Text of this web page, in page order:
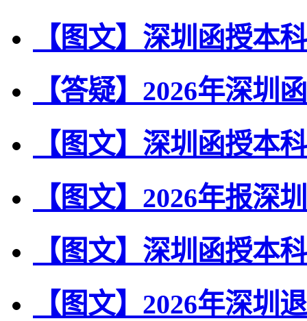
【图文】深圳函授本
【答疑】2026年深圳
【图文】深圳函授本
【图文】2026年报深
【图文】深圳函授本
【图文】2026年深圳